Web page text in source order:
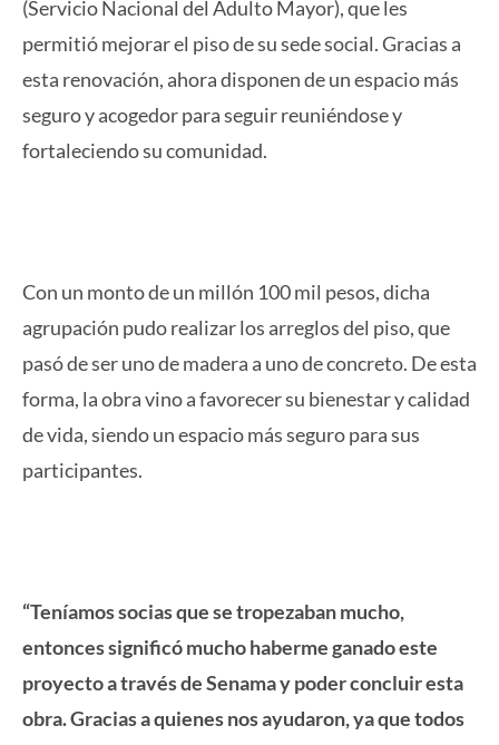
(Servicio Nacional del Adulto Mayor), que les
permitió mejorar el piso de su sede social. Gracias a
esta renovación, ahora disponen de un espacio más
seguro y acogedor para seguir reuniéndose y
fortaleciendo su comunidad.
Con un monto de un millón 100 mil pesos, dicha
agrupación pudo realizar los arreglos del piso, que
pasó de ser uno de madera a uno de concreto. De esta
forma, la obra vino a favorecer su bienestar y calidad
de vida, siendo un espacio más seguro para sus
participantes.
“Teníamos socias que se tropezaban mucho,
entonces significó mucho haberme ganado este
proyecto a través de Senama y poder concluir esta
obra. Gracias a quienes nos ayudaron, ya que todos